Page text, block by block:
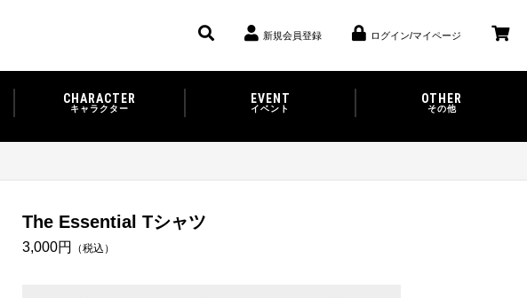
新規会員登録 ログイン/マイページ
CHARACTER
キャラクター
EVENT
イベント
OTHER
その他
The Essential Tシャツ
3,000円 （税込）